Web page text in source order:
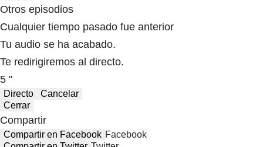
Otros episodios
Cualquier tiempo pasado fue anterior
Tu audio se ha acabado.
Te redirigiremos al directo.
5 "
Directo
Cancelar
Cerrar
Compartir
Compartir en Facebook Facebook